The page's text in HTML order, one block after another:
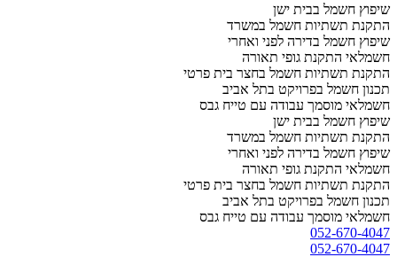
שיפוץ חשמל בבית ישן
התקנת תשתיות חשמל במשרד
שיפוץ חשמל בדירה לפני ואחרי
חשמלאי התקנת גופי תאורה
התקנת תשתיות חשמל בחצר בית פרטי
תכנון חשמל בפרויקט בתל אביב
חשמלאי מוסמך עבודה עם טייח גבס
שיפוץ חשמל בבית ישן
התקנת תשתיות חשמל במשרד
שיפוץ חשמל בדירה לפני ואחרי
חשמלאי התקנת גופי תאורה
התקנת תשתיות חשמל בחצר בית פרטי
תכנון חשמל בפרויקט בתל אביב
חשמלאי מוסמך עבודה עם טייח גבס
052-670-4047
052-670-4047